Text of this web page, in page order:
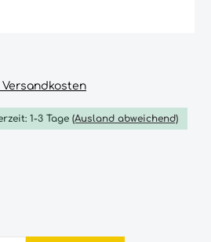
Versandkosten
1-3 Tage (Ausland abweichend)